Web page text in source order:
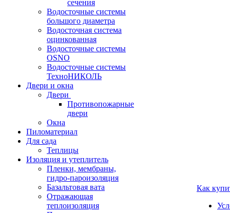
сечения
Водосточные системы
большого диаметра
Водосточная система
оцинкованная
Водосточные системы
OSNO
Водосточные системы
ТехноНИКОЛЬ
Двери и окна
Двери
Противопожарные
двери
Окна
Пиломатериал
Для сада
Теплицы
Изоляция и утеплитель
Пленки, мембраны,
гидро-пароизоляция
Базальтовая вата
Отражающая
теплоизоляция
Как